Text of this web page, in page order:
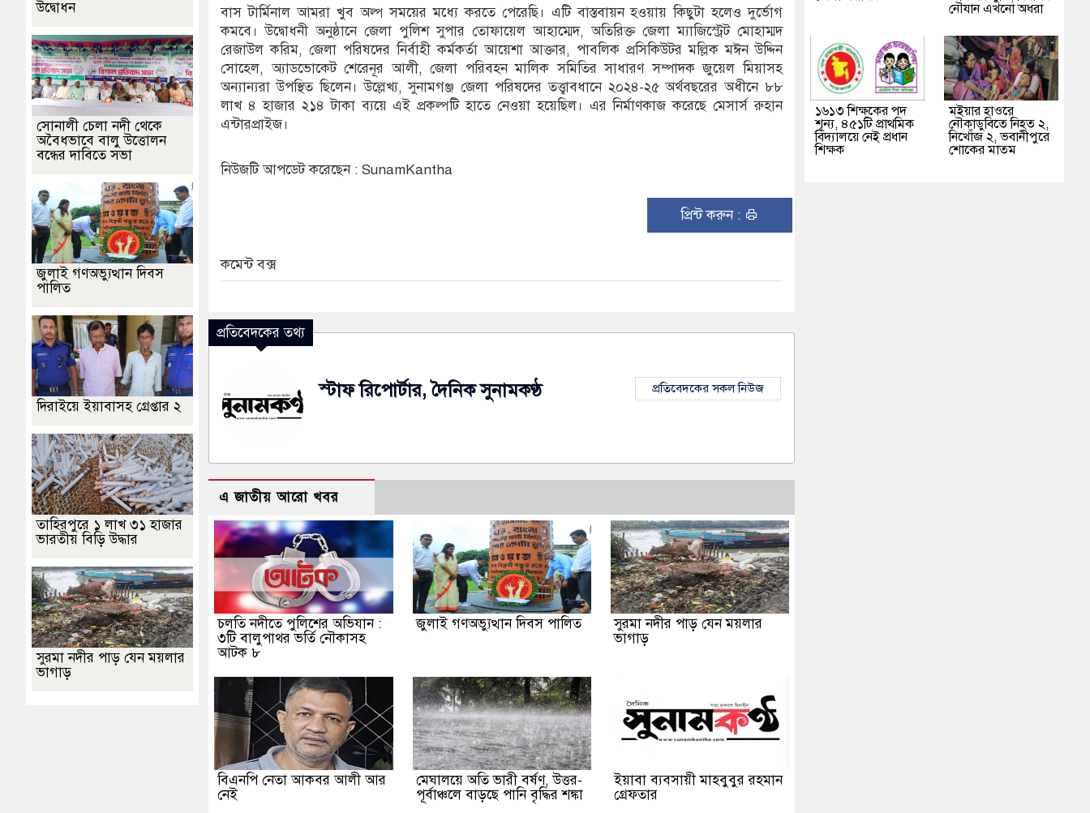
বাস টার্মিনাল আমরা খুব অল্প সময়ের মধ্যে করতে পেরেছি। এটি বাস্তবায়ন হওয়ায় কিছুটা হলেও দুর্ভোগ
কমবে। উদ্বোধনী অনুষ্ঠানে জেলা পুলিশ সুপার তোফায়েল আহাম্মেদ, অতিরিক্ত জেলা ম্যাজিস্ট্রেট মোহাম্মদ
রেজাউল করিম, জেলা পরিষদের নির্বাহী কর্মকর্তা আয়েশা আক্তার, পাবলিক প্রসিকিউটর মল্লিক মঈন উদ্দিন
সোহেল, অ্যাডভোকেট শেরেনূর আলী, জেলা পরিবহন মালিক সমিতির সাধারণ সম্পাদক জুয়েল মিয়াসহ
অন্যান্যরা উপস্থিত ছিলেন। উল্লেখ্য, সুনামগঞ্জ জেলা পরিষদের তত্ত্বাবধানে ২০২৪-২৫ অর্থবছরের অধীনে ৮৮
লাখ ৪ হাজার ২১৪ টাকা ব্যয়ে এই প্রকল্পটি হাতে নেওয়া হয়েছিল। এর নির্মাণকাজ করেছে মেসার্স রুহান
এন্টারপ্রাইজ।
নিউজটি আপডেট করেছেন : SunamKantha
প্রিন্ট করুন :
কমেন্ট বক্স
প্রতিবেদকের তথ্য
স্টাফ রিপোর্টার, দৈনিক সুনামকণ্ঠ প্রতিবেদকের সকল নিউজ
এ জাতীয় আরো খবর
চলতি নদীতে পুলিশের অভিযান :
৩টি বালুপাথর ভর্তি নৌকাসহ
আটক ৮
জুলাই গণঅভ্যুত্থান দিবস পালিত
সুরমা নদীর পাড় যেন ময়লার
ভাগাড়
বিএনপি নেতা আকবর আলী আর
নেই
মেঘালয়ে অতি ভারী বর্ষণ, উত্তর-
পূর্বাঞ্চলে বাড়ছে পানি বৃদ্ধির শঙ্কা
ইয়াবা ব্যবসায়ী মাহবুবুর রহমান
গ্রেফতার
উদ্বোধন
সোনালী চেলা নদী থেকে
অবৈধভাবে বালু উত্তোলন
বন্ধের দাবিতে সভা
জুলাই গণঅভ্যুত্থান দিবস
পালিত
দিরাইয়ে ইয়াবাসহ গ্রেপ্তার ২
তাহিরপুরে ১ লাখ ৩১ হাজার
ভারতীয় বিড়ি উদ্ধার
সুরমা নদীর পাড় যেন ময়লার
ভাগাড়
নৌযান এখনো অধরা
১৬১৩ শিক্ষকের পদ
শূন্য, ৪৫১টি প্রাথমিক
বিদ্যালয়ে নেই প্রধান
শিক্ষক
মইয়ার হাওরে
নৌকাডুবিতে নিহত ২,
নিখোঁজ ২, ভবানীপুরে
শোকের মাতম